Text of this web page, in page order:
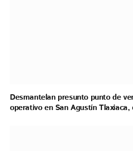
Desmantelan presunto punto de
operativo en San Agustín